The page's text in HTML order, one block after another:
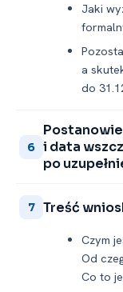
Jaki
a
do
6 i data
po
7 Treść
Czym
Od
Co to